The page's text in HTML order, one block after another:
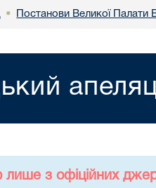
• Постанови Великої Палати
з офіційних